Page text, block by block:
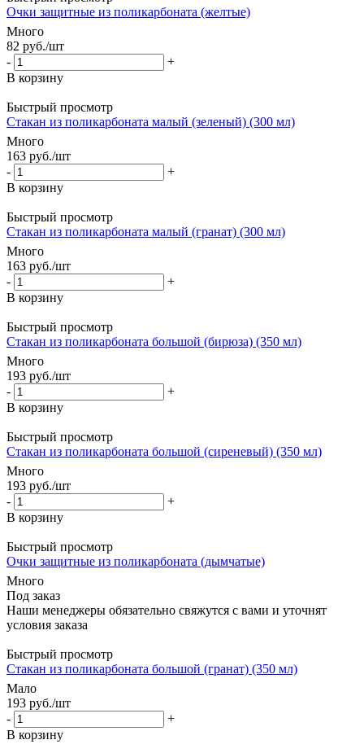
Очки защитные из поликарбоната (желтые)
Много
82 руб./шт
-
+
В корзину
Быстрый просмотр
Стакан из поликарбоната малый (зеленый) (300 мл)
Много
163 руб./шт
-
+
В корзину
Быстрый просмотр
Стакан из поликарбоната малый (гранат) (300 мл)
Много
163 руб./шт
-
+
В корзину
Быстрый просмотр
Стакан из поликарбоната большой (бирюза) (350 мл)
Много
193 руб./шт
-
+
В корзину
Быстрый просмотр
Стакан из поликарбоната большой (сиреневый) (350 мл)
Много
193 руб./шт
-
+
В корзину
Быстрый просмотр
Очки защитные из поликарбоната (дымчатые)
Много
Под заказ
Наши менеджеры обязательно свяжутся с вами и уточнят
условия заказа
Быстрый просмотр
Стакан из поликарбоната большой (гранат) (350 мл)
Мало
193 руб./шт
-
+
В корзину